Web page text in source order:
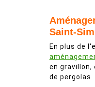
Saint-
En plus de
en gravillon,
de pergolas.